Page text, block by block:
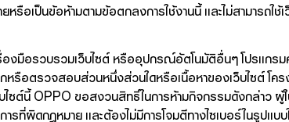
รือเป็นข้อห้ามตามข้อตกลงการใช้งานนี้ และไม่สามารถใ
องมือรวบรวมเว็บไซต์ หรืออุปกรณ์อัตโนมัติอื่นๆ โปรแก
หรือตรวจสอบส่วนหนึ่งส่วนใดหรือเนื้อหาของเว็บไซต์ โค
ต์นี้ OPPO ขอสงวนสิทธิ์ในการห้ามกิจกรรมดังกล่าว ผู้ใช้
รที่ผิดกฎหมาย และต้องไม่มีการโจมตีทางไซเบอร์ในรูปแบบ